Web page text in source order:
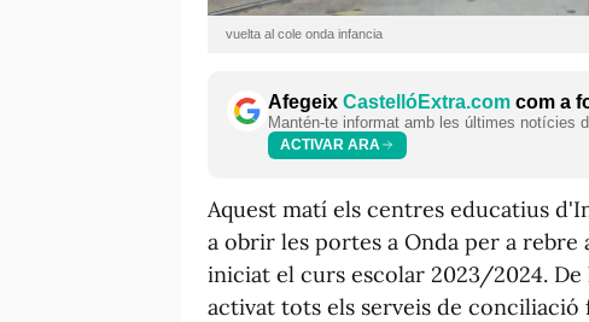
vuelta al cole onda infancia
Afegeix CastellóExtra.com com a
Mantén-te informat amb les últimes notícies
ACTIVAR ARA
Aquest matí els centres educatius
a obrir les portes a Onda per a
iniciat el curs escolar 2023/2024.
activat tots els serveis de